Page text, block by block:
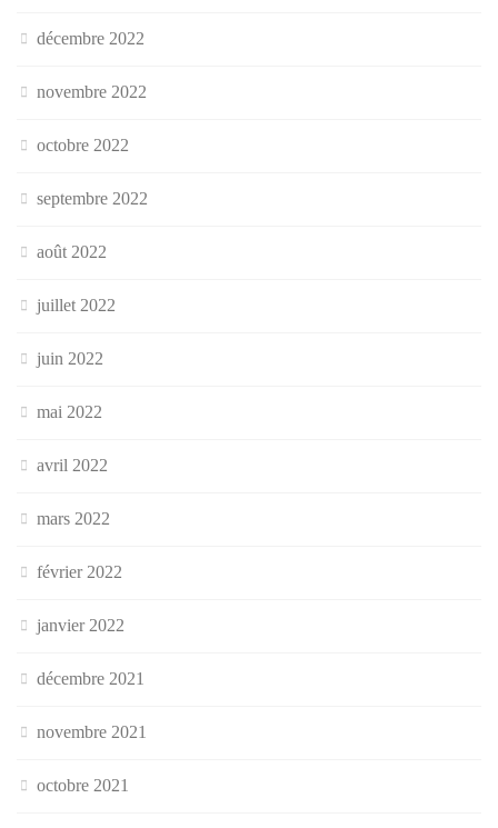
décembre 2022
novembre 2022
octobre 2022
septembre 2022
août 2022
juillet 2022
juin 2022
mai 2022
avril 2022
mars 2022
février 2022
janvier 2022
décembre 2021
novembre 2021
octobre 2021